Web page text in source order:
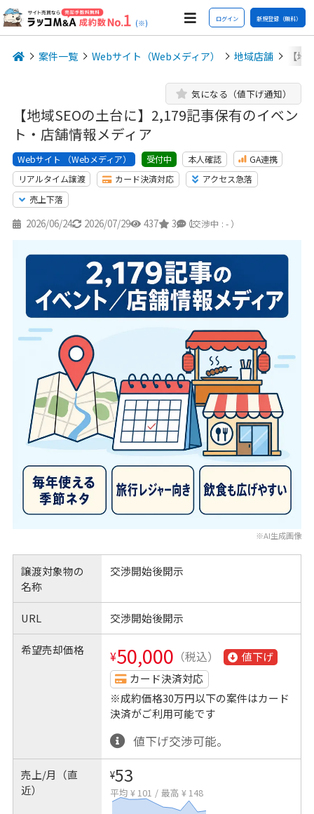
(※) ログイン 新規登録（無料）
案件一覧 Webサイト（Webメディア） 地域店舗 【
【地域SEOの土台に】2,179記事保有のイベン
ト・店舗情報メディア
気になる（値下げ通知）
Webサイト （Webメディア） 受付中 本人確認
GA連携
リアルタイム譲渡
カード決済対応
アクセス急落
売上下落
2026/06/24 2026/07/29 437 3 1
（交渉中 : - ）
※AI生成画像
譲渡対象物の
名称
交渉開始後開示
URL 交渉開始後開示
希望売却価格 ¥50,000 （税込）
値下げ
カード決済対応
※成約価格30万円以下の案件はカード
決済がご利用可能です
値下げ交渉可能。
売上/月（直
近）
¥53
平均 ¥ 101 / 最高 ¥ 148